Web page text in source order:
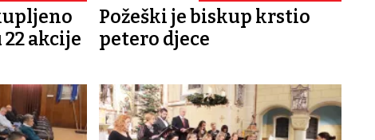
akcije
Požeški je biskup krstio
petero djece